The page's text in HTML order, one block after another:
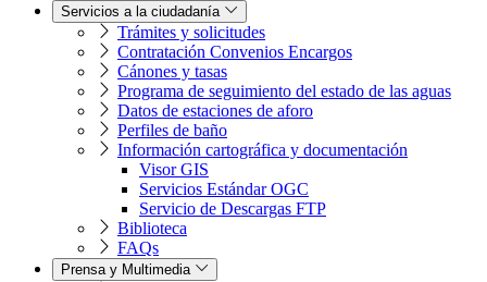
Servicios a la ciudadanía
Trámites y solicitudes
Contratación Convenios Encargos
Cánones y tasas
Programa de seguimiento del estado de las aguas
Datos de estaciones de aforo
Perfiles de baño
Información cartográfica y documentación
Visor GIS
Servicios Estándar OGC
Servicio de Descargas FTP
Biblioteca
FAQs
Prensa y Multimedia